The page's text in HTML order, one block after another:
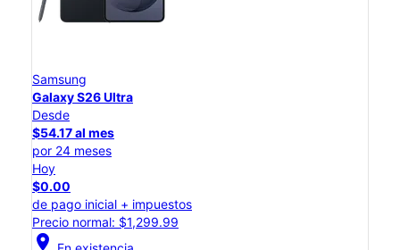
Samsung
Galaxy S26 Ultra
Desde
$54.17 al mes
por 24 meses
Hoy
$0.00
de pago inicial + impuestos
Precio normal: $1,299.99
location_on